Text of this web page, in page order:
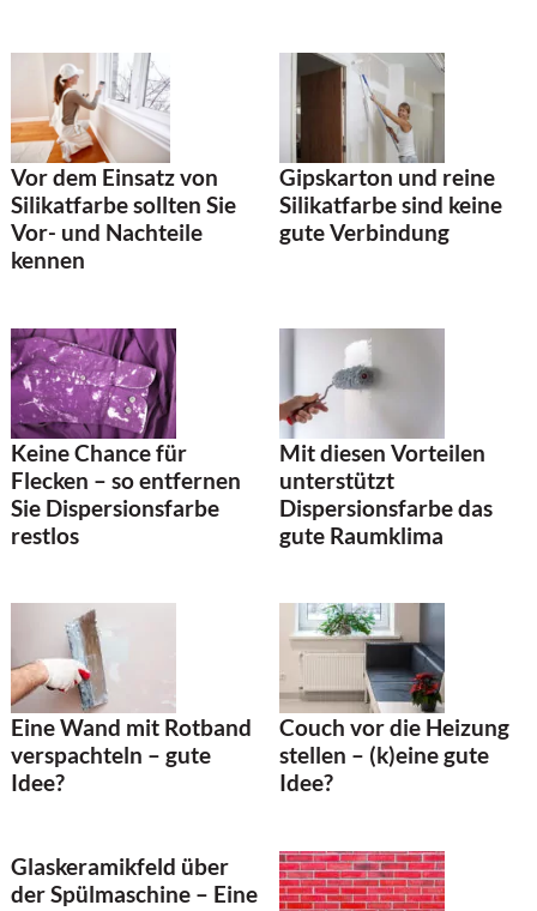
Vor dem Einsatz von
Silikatfarbe sollten Sie
Vor- und Nachteile
kennen
Gipskarton und reine
Silikatfarbe sind keine
gute Verbindung
Keine Chance für
Flecken – so entfernen
Sie Dispersionsfarbe
restlos
Mit diesen Vorteilen
unterstützt
Dispersionsfarbe das
gute Raumklima
Eine Wand mit Rotband
verspachteln – gute
Idee?
Couch vor die Heizung
stellen – (k)eine gute
Idee?
Glaskeramikfeld über
der Spülmaschine – Eine